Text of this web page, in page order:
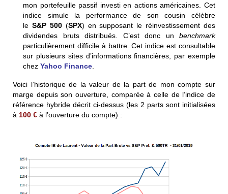
mon portefeuille passif investi en actions américaines. Cet
indice simule la performance de son cousin célèbre
le S&P 500(SPX) en supposant le réinvestissement des
dividendes bruts distribués. C’est donc un benchmark
particulièrement difficile à battre. Cet indice est consultable
sur plusieurs sites d’informations financières, par exemple
chez Yahoo Finance.
Voici l’historique de la valeur de la part de mon compte sur
marge depuis son ouverture, comparée à celle de l’indice de
référence hybride décrit ci-dessus (les 2 parts sont initialisées
à 100 € à l’ouverture du compte) :